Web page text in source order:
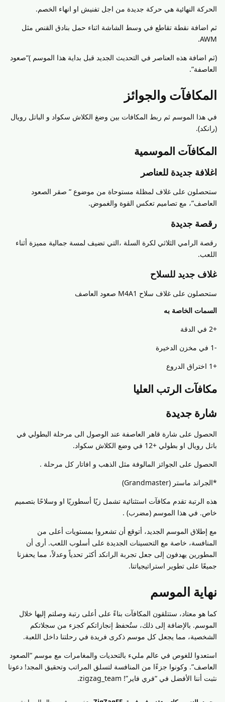
الحركة النهائية هي حركة جديدة من اجل تفنيش او انهاء الخصم.
ثم اضافة نقطة تقاطع في وسط الشاشة اثناء حمل بنادق القنص مثل
AWM.
(ثم اضافة هذه العناصر في التحديث الجديد قبل بداية هذا الموسم )“صعود
العاصفة”.
المكافآت والجوائز
في هذا الموسم ثم ربط المكافات بين وضغ الكلاش سكواد و الباتل رويال
(رانكد).
المكافآت الموسمية
اغلافة جديدة للعناصر
ستحصلون على غلاف لمظلة مستوحاة من موضوع “ صقر الصعود
العاصف”، مع تصاميم تعكس القوة والغموض.
رقصة جديدة
رقصة الرامي الثلاثي لكرة السلة ،التي تضيف لمسة جمالية مميزة أثناء
اللعب.
غلاف جديد للسلاح
ستحصلون على غلاف سلاح M4A1 صعود العاصف
السمات الخاصة به
+2 في الدقة
-1 في مخزن الدخيرة
+1 اختراق الدروع
مكافآت الرتب العليا
شارة جديدة
الحصول على شارة قاهر العاصفة عند الوصول الى مرحلة البطولي في
باتل رويال او بطولي +12 في وضع الكلاش سكواد.
الحصول على الجوائز المالوفة مثل الذهب و افاتار كل مرحلة .
*الجراند ماستر (Grandmaster)
هذه الرتبة تقدم مكافآت استثنائية تشمل زيًا أسطوريًا او وسلاحًا بتصميم
خاص. في هذا الموسم (مضرب) .
مع إطلاق الموسم الجديد، أتوقع أن تشعروا بمستويات أعلى من
المنافسة، خاصة مع التحسينات الجديدة على أسلوب اللعب. أرى أن
المطورين يهدفون إلى جعل تجربة الرانكد أكثر تحدياً وعدلاً، مما يحفزنا
جميعًا على تطوير استراتيجياتنا.
نهاية الموسم
كما هو معتاد، ستتلقون المكافآت بناءً على أعلى رتبة وصلتم إليها خلال
الموسم. بالإضافة إلى ذلك، ستُحفظ إنجازاتكم كجزء من سجلاتكم
الشخصية، مما يجعل كل موسم ذكرى فريدة في رحلتنا داخل اللعبة.
استعدوا للغوص في عالم مليء بالتحديات والمغامرات مع موسم “الصعود
العاصف”. وكونوا جزءًا من المنافسة لتسلق المراتب وتحقيق المجد! دعونا
نثبت أننا الأفضل في “فري فاير”! zigzag_team.